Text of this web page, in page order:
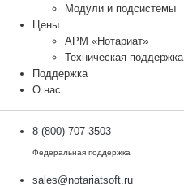
Модули и подсистемы
Цены
АРМ «Нотариат»
Техническая поддержка
Поддержка
О нас
8 (800) 707 3503
Федеральная поддержка
sales@notariatsoft.ru